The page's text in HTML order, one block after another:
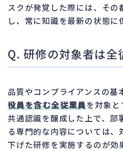
スクが発覚した際には、その
し、常に知識を最新の状態に
Q. 研修の対象者は全
品質やコンプライアンスの基
役員を含む全従業員を対象と
共通認識を醸成した上で、部
る専門的な内容については、
下げた研修を実施するのが効